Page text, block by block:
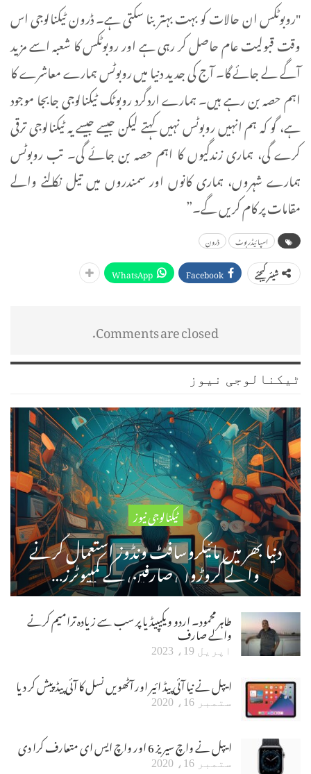
"روبوٹکس ان حالات کو بہت بہتر بنا سکتی ہے۔ ڈرون ٹیکنالوجی اس
وقت قبولیت عام حاصل کر رہی ہے اور روبوٹکس کا شعبہ اسے مزید
آگے لے جائے گا۔ آج کی جدید دنیا میں روبوٹس ہمارے معاشرے کا
اہم حصہ بن رہے ہیں۔ ہمارے اردگرد روبوٹک ٹیکنالوجی جابجا موجود
ہے، گو کہ ہم انہیں روبوٹس نہیں کہتے لیکن جیسے جیسے یہ ٹیکنالوجی ترقی
کرے گی، ہماری زندگیوں کا اہم حصہ بن جائے گی۔ تب روبوٹس
ہمارے شہروں، ہماری کانوں اور سمندروں میں تیل نکالنے والے
مقامات پر کام کریں گے۔”
اسپائیڈربوٹ ڈرون
شیئر کیجئے Facebook
WhatsApp
Comments are closed.
ٹیکنالوجی نیوز
ٹیکنالوجی نیوز
دنیا بھر میں مائیکروسافٹ ونڈوز استعمال کرنے
والے کروڑوں صارفین کے کمپیوٹرز…
طاہر محمود۔ اردو ویکیپیڈیا پر سب سے زیادہ ترامیم کرنے
والے صارف
اپریل 19، 2023
ایپل نے نیا آئی پیڈ ائیر اور آٹھویں نسل کا آئی پیڈ پیش کر دیا
ستمبر 16، 2020
ایپل نے واچ سیریز 6 اور واچ ایس ای متعارف کرا دی
ستمبر 16، 2020